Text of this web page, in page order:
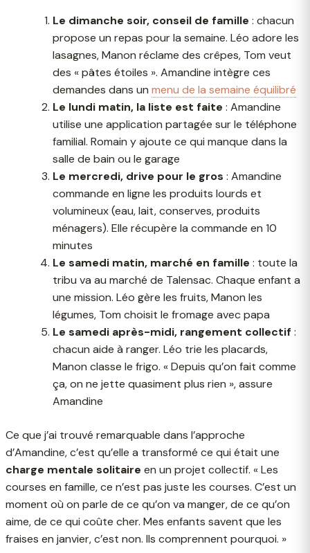
Le dimanche soir, conseil de famille : chacun
propose un repas pour la semaine. Léo adore les
lasagnes, Manon réclame des crêpes, Tom veut
des « pâtes étoiles ». Amandine intègre ces
demandes dans un menu de la semaine équilibré
Le lundi matin, la liste est faite : Amandine
utilise une application partagée sur le téléphone
familial. Romain y ajoute ce qui manque dans la
salle de bain ou le garage
Le mercredi, drive pour le gros : Amandine
commande en ligne les produits lourds et
volumineux (eau, lait, conserves, produits
ménagers). Elle récupère la commande en 10
minutes
Le samedi matin, marché en famille : toute la
tribu va au marché de Talensac. Chaque enfant a
une mission. Léo gère les fruits, Manon les
légumes, Tom choisit le fromage avec papa
Le samedi après-midi, rangement collectif :
chacun aide à ranger. Léo trie les placards,
Manon classe le frigo. « Depuis qu’on fait comme
ça, on ne jette quasiment plus rien », assure
Amandine
Ce que j’ai trouvé remarquable dans l’approche
d’Amandine, c’est qu’elle a transformé ce qui était une
charge mentale solitaire en un projet collectif. « Les
courses en famille, ce n’est pas juste les courses. C’est un
moment où on parle de ce qu’on va manger, de ce qu’on
aime, de ce qui coûte cher. Mes enfants savent que les
fraises en janvier, c’est non. Ils comprennent pourquoi. »